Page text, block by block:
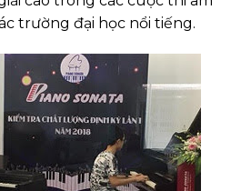
trường đại học nổi tiếng.